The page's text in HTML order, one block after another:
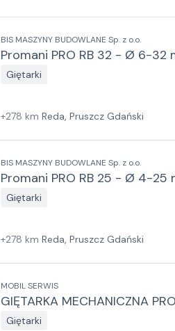
BIS MASZYNY BUDOWLANE Sp. z o.o.
Promani PRO RB 32 - Ø 6-32
Giętarki
+278 km Reda, Pruszcz Gdański
BIS MASZYNY BUDOWLANE Sp. z o.o.
Promani PRO RB 25 - Ø 4-25
Giętarki
+278 km Reda, Pruszcz Gdański
MOBIL SERWIS
GIĘTARKA MECHANICZNA
Giętarki